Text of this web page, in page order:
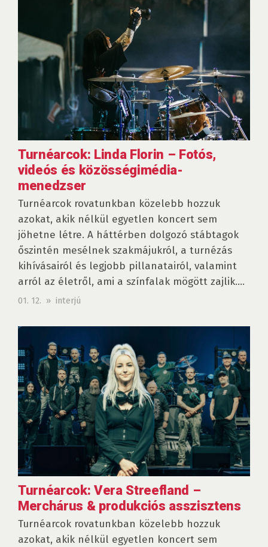
Turnéarcok: Linda Florin – Fotós,
videós és közösségimédia-
menedzser
Turnéarcok rovatunkban közelebb hozzuk
azokat, akik nélkül egyetlen koncert sem
jöhetne létre. A háttérben dolgozó stábtagok
őszintén mesélnek szakmájukról, a turnézás
kihívásairól és legjobb pillanatairól, valamint
arról az életről, ami a színfalak mögött zajlik....
01. 12. » interjú
Turnéarcok: Vera Streefland –
Merchárus & produkciós asszisztens
Turnéarcok rovatunkban közelebb hozzuk
azokat, akik nélkül egyetlen koncert sem